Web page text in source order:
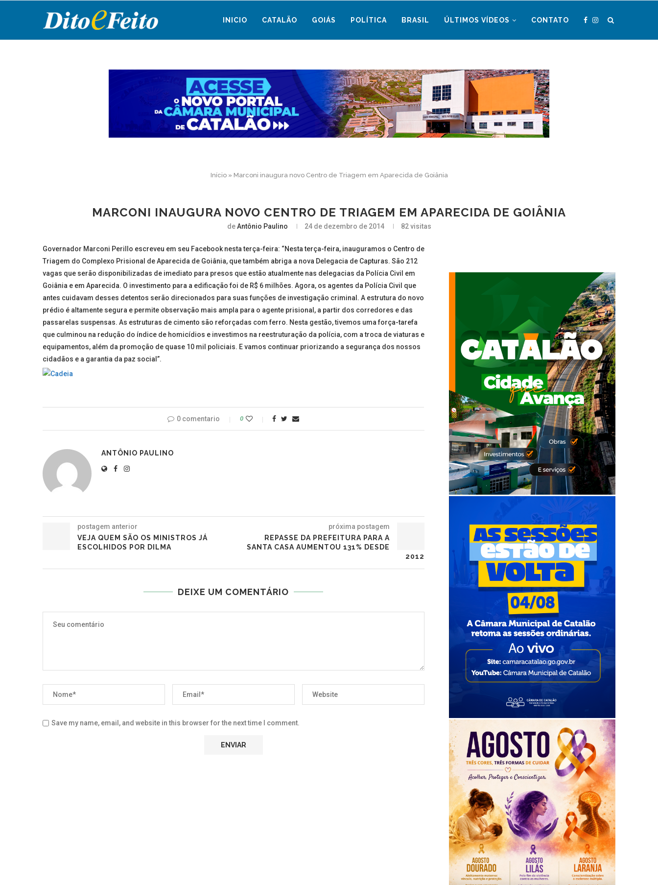
INICIO CATALÃO GOIÁS POLÍTICA BRASIL ÚLTIMOS VÍDEOS CONTATO
Início» Marconi inaugura novo Centro de Triagem em Aparecida de Goiânia
MARCONI INAUGURA NOVO CENTRO DE TRIAGEM EM APARECIDA DE GOIÂNIA
deAntônio Paulino 24 de dezembro de 2014 82visitas
Governador Marconi Perillo escreveu em seu Facebook nesta terça-feira: “Nesta terça-feira, inauguramos o Centro de
Triagem do Complexo Prisional de Aparecida de Goiânia, que também abriga a nova Delegacia de Capturas. São 212
vagas que serão disponibilizadas de imediato para presos que estão atualmente nas delegacias da Polícia Civil em
Goiânia e em Aparecida. O investimento para a edificação foi de R$ 6 milhões. Agora, os agentes da Polícia Civil que
antes cuidavam desses detentos serão direcionados para suas funções de investigação criminal. A estrutura do novo
prédio é altamente segura e permite observação mais ampla para o agente prisional, a partir dos corredores e das
passarelas suspensas. As estruturas de cimento são reforçadas com ferro. Nesta gestão, tivemos uma força-tarefa
que culminou na redução do índice de homicídios e investimos na reestruturação da polícia, com a troca de viaturas e
equipamentos, além da promoção de quase 10 mil policiais. E vamos continuar priorizando a segurança dos nossos
cidadãos e a garantia da paz social”.
0 comentario 0
ANTÔNIO PAULINO
postagem anterior
VEJA QUEM SÃO OS MINISTROS JÁ
ESCOLHIDOS POR DILMA
próxima postagem
REPASSE DA PREFEITURA PARA A
SANTA CASA AUMENTOU 131% DESDE
2012
DEIXE UM COMENTÁRIO
Save my name, email, and website in this browser for the next time I comment.